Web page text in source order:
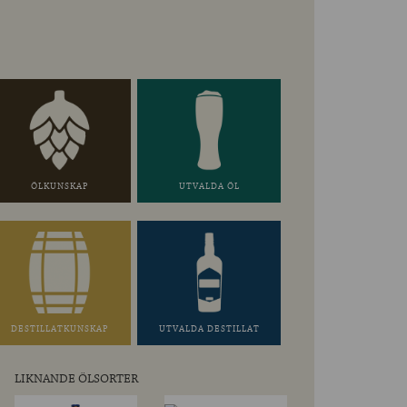
ÖLKUNSKAP UTVALDA ÖL
DESTILLATKUNSKAP UTVALDA DESTILLAT
LIKNANDE ÖLSORTER